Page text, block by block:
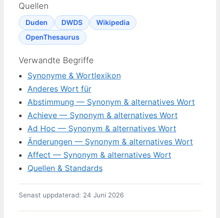
Quellen
Duden DWDS
Wikipedia
OpenThesaurus
Verwandte Begriffe
Synonyme & Wortlexikon
Anderes Wort für
Abstimmung — Synonym & alternatives Wort
Achieve — Synonym & alternatives Wort
Ad Hoc — Synonym & alternatives Wort
Änderungen — Synonym & alternatives Wort
Affect — Synonym & alternatives Wort
Quellen & Standards
Senast uppdaterad: 24 Juni 2026